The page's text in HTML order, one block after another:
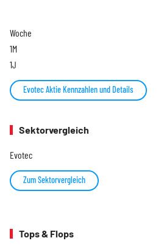
Woche
1M
1J
Evotec Aktie Kennzahlen und Details
Sektorvergleich
Evotec
Zum Sektorvergleich
Tops & Flops